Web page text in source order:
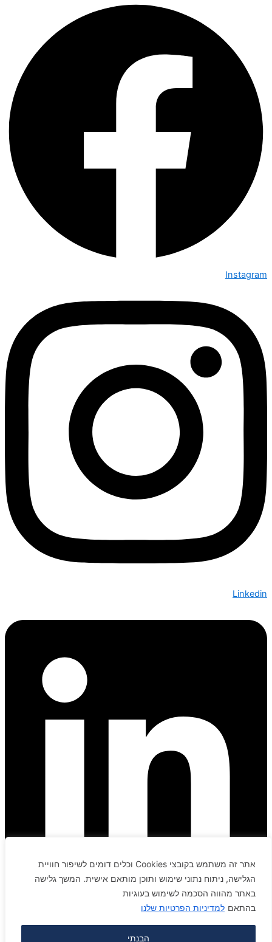
אתר זה משתמש בקובצי Cookies וכלים דומים לשיפור חוויית
הגלישה, ניתוח נתוני שימוש ותוכן מותאם אישית. המשך גלישה
באתר מהווה הסכמה לשימוש בעוגיות
בהתאם למדיניות הפרטיות שלנו
הבנתי
Instagram
Linkedin
יצירת קשר